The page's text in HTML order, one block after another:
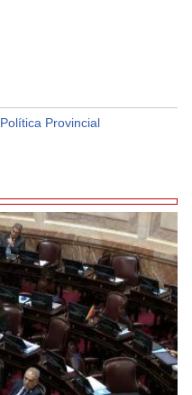
Política Provincial